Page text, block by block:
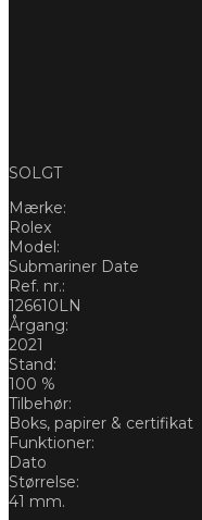
SOLGT
Mærke:
Rolex
Model:
Submariner Date
Ref. nr.:
126610LN
Årgang:
2021
Stand:
100 %
Tilbehør:
Boks, papirer & certifikat
Funktioner:
Dato
Størrelse:
41 mm.